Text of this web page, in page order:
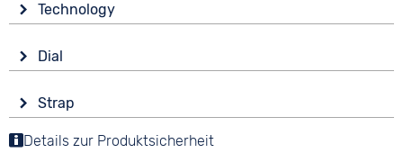
Sapphire glass
Shape
round
Material
Stainless steel
Colour
Technology
Automatic
Functions
Date
Dial
Analogue
Colour
Strap
Colour
Details zur Produktsicherheit